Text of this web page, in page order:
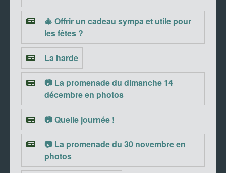
🎄 Offrir un cadeau sympa et utile pour
les fêtes ?
La harde
📷 La promenade du dimanche 14
décembre en photos
📷 Quelle journée !
📷 La promenade du 30 novembre en
photos